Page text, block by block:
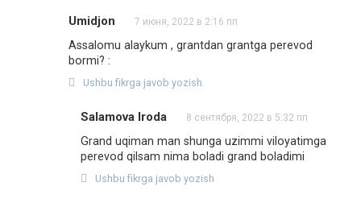
Umidjon 7 июня, 2022 в 2:16 пп
Assalomu alaykum , grantdan grantga perevod
bormi? :
Ushbu fikrga javob yozish
Salamova Iroda 8 сентября, 2022 в 5:32 пп
Grand uqiman man shunga uzimmi viloyatimga
perevod qilsam nima boladi grand boladimi
Ushbu fikrga javob yozish